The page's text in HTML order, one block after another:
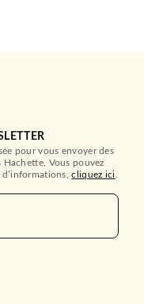
pour vous envoyer des
Vous pouvez
d’informations,cliquez ici